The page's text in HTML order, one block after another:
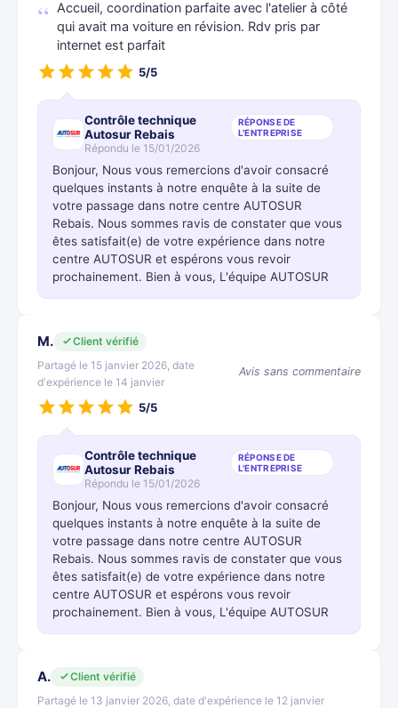
Accueil, coordination parfaite avec l'atelier à côté
qui avait ma voiture en révision. Rdv pris par
internet est parfait
5/5
Contrôle technique
Autosur Rebais
RÉPONSE DE
L'ENTREPRISE
Répondu le 15/01/2026
Bonjour, Nous vous remercions d'avoir consacré
quelques instants à notre enquête à la suite de
votre passage dans notre centre AUTOSUR
Rebais. Nous sommes ravis de constater que vous
êtes satisfait(e) de votre expérience dans notre
centre AUTOSUR et espérons vous revoir
prochainement. Bien à vous, L'équipe AUTOSUR
M.
Client vérifié
Partagé le 15 janvier 2026, date
d'expérience le 14 janvier
Avis sans commentaire
5/5
Contrôle technique
Autosur Rebais
RÉPONSE DE
L'ENTREPRISE
Répondu le 15/01/2026
Bonjour, Nous vous remercions d'avoir consacré
quelques instants à notre enquête à la suite de
votre passage dans notre centre AUTOSUR
Rebais. Nous sommes ravis de constater que vous
êtes satisfait(e) de votre expérience dans notre
centre AUTOSUR et espérons vous revoir
prochainement. Bien à vous, L'équipe AUTOSUR
A.
Client vérifié
Partagé le 13 janvier 2026, date d'expérience le 12 janvier